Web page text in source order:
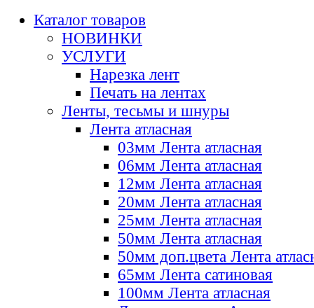
Каталог товаров
НОВИНКИ
УСЛУГИ
Нарезка лент
Печать на лентах
Ленты, тесьмы и шнуры
Лента атласная
03мм Лента атласная
06мм Лента атласная
12мм Лента атласная
20мм Лента атласная
25мм Лента атласная
50мм Лента атласная
50мм доп.цвета Лента
65мм Лента сатиновая
100мм Лента атласная